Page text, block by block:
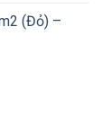
(Đỏ) –